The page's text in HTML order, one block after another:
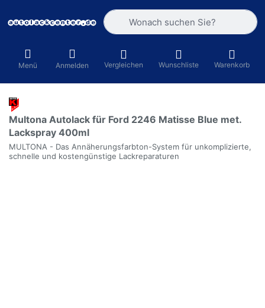
Geben Sie einen Suchbegriff ein.
Menü Anmelden Vergleichen Wunschliste Warenkorb
Multona Autolack für Ford 2246 Matisse Blue met.
Lackspray 400ml
MULTONA - Das Annäherungsfarbton-System für unkomplizierte,
schnelle und kostengünstige Lackreparaturen